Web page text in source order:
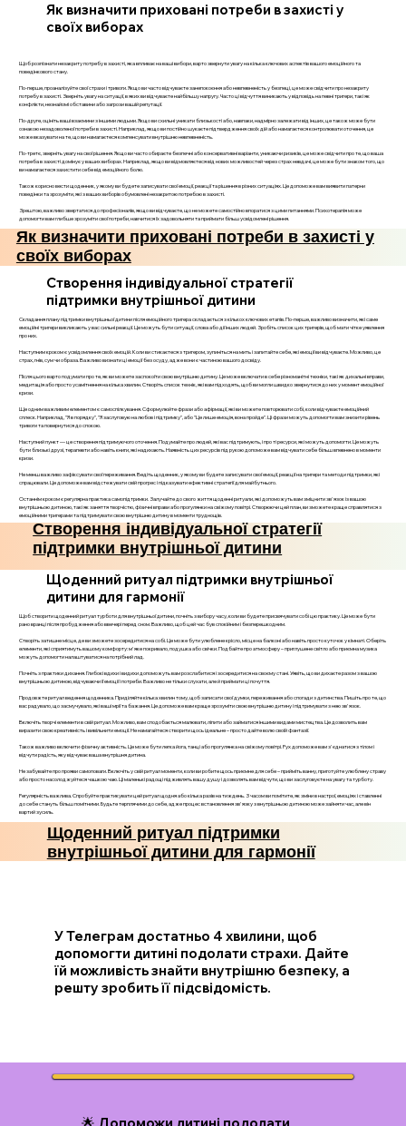
Як визначити приховані потреби в захисті у
своїх виборах
Щоб розпізнати незакриту потребу в захисті, яка впливає на ваші вибори, варто звернути увагу на кілька ключових аспектів вашого емоційного та
поведінкового стану.
По-перше, проаналізуйте свої страхи і тривоги. Якщо ви часто відчуваєте занепокоєння або невпевненість у безпеці, це може свідчити про незакриту
потребу в захисті. Зверніть увагу на ситуації, в яких ви відчуваєте найбільшу напругу. Часто ці відчуття виникають у відповідь на певні тригери, такі як
конфлікти, незнайомі обставини або загрози вашій репутації.
По-друге, оцініть ваші взаємини з іншими людьми. Якщо ви схильні уникати близькості або, навпаки, надмірно залежати від інших, це також може бути
ознакою незадоволеної потреби в захисті. Наприклад, якщо ви постійно шукаєте підтвердження своїх дій або намагаєтеся контролювати оточення, це
може вказувати на те, що ви намагаєтеся компенсувати внутрішню невпевненість.
По-третє, зверніть увагу на свої рішення. Якщо ви часто обираєте безпечні або консервативні варіанти, уникаючи ризиків, це може свідчити про те, що ваша
потреба в захисті домінує у ваших виборах. Наприклад, якщо ви відмовляєтеся від нових можливостей через страх невдачі, це може бути знаком того, що
ви намагаєтеся захистити себе від емоційного болю.
Також корисно вести щоденник, у якому ви будете записувати свої емоції, реакції та рішення в різних ситуаціях. Це допоможе вам виявити патерни
поведінки та зрозуміти, які з ваших виборів обумовлені незакритою потребою в захисті.
Зрештою, важливо звертатися до професіоналів, якщо ви відчуваєте, що не можете самостійно впоратися з цими питаннями. Психотерапія може
допомогти вам глибше зрозуміти свої потреби, навчитися їх задовольняти та приймати більш усвідомлені рішення.
Як визначити приховані потреби в захисті у
своїх виборах
Створення індивідуальної стратегії
підтримки внутрішньої дитини
Складання плану підтримки внутрішньої дитини після емоційного тригера складається з кількох ключових етапів. По-перше, важливо визначити, які саме
емоційні тригери викликають у вас сильні реакції. Це можуть бути ситуації, слова або дії інших людей. Зробіть список цих тригерів, щоб мати чітке уявлення
про них.
Наступним кроком є усвідомлення своїх емоцій. Коли ви стикаєтеся з тригером, зупиніться на мить і запитайте себе, які емоції ви відчуваєте. Можливо, це
страх, гнів, сум чи образа. Важливо визнати ці емоції без осуду, адже вони є частиною вашого досвіду.
Після цього варто подумати про те, як ви можете заспокоїти свою внутрішню дитину. Це може включати в себе різноманітні техніки, такі як дихальні вправи,
медитація або просто усамітнення на кілька хвилин. Створіть список технік, які вам підходять, щоб ви могли швидко звернутися до них у момент емоційної
кризи.
Ще одним важливим елементом є самоспілкування. Сформулюйте фрази або афірмації, які ви можете повторювати собі, коли відчуваєте емоційний
сплеск. Наприклад, "Я в порядку", "Я заслуговую на любов і підтримку", або "Це лише емоція, вона пройде". Ці фрази можуть допомогти вам знизити рівень
тривоги та повернутися до спокою.
Наступний пункт — це створення підтримуючого оточення. Подумайте про людей, які вас підтримують, і про ті ресурси, які можуть допомогти. Це можуть
бути близькі друзі, терапевти або навіть книги, які надихають. Наявність цих ресурсів під рукою допоможе вам відчувати себе більш впевнено в моменти
кризи.
Не менш важливо зафіксувати свої переживання. Ведіть щоденник, у якому ви будете записувати свої емоції, реакції на тригери та методи підтримки, які
спрацювали. Це допоможе вам відстежувати свій прогрес і підказувати ефективні стратегії для майбутнього.
Останнім кроком є регулярна практика самопідтримки. Залучайте до свого життя щоденні ритуали, які допоможуть вам зміцнити зв'язок із вашою
внутрішньою дитиною, такі як заняття творчістю, фізичні вправи або прогулянки на свіжому повітрі. Створюючи цей план, ви зможете краще справлятися з
емоційними тригерами та підтримувати свою внутрішню дитину в моменти труднощів.
Створення індивідуальної стратегії
підтримки внутрішньої дитини
Щоденний ритуал підтримки внутрішньої
дитини для гармонії
Щоб створити щоденний ритуал турботи для внутрішньої дитини, почніть з вибору часу, коли ви будете присвячувати собі цю практику. Це може бути
рано вранці після пробудження або ввечері перед сном. Важливо, щоб цей час був спокійним і безперешкодним.
Створіть затишне місце, де ви зможете зосередитися на собі. Це може бути улюблене крісло, місце на балконі або навіть просто куточок у кімнаті. Оберіть
елементи, які сприятимуть вашому комфорту: м'яке покривало, подушка або свічки. Подбайте про атмосферу – приглушене світло або приємна музика
можуть допомогти налаштуватися на потрібний лад.
Почніть з практики дихання. Глибокі вдихи і видихи допоможуть вам розслабитися і зосередитися на своєму стані. Уявіть, що ви дихаєте разом з вашою
внутрішньою дитиною, відчуваючи її емоції і потреби. Важливо не тільки слухати, але й приймати ці почуття.
Продовжте ритуал ведення щоденника. Приділяйте кілька хвилин тому, щоб записати свої думки, переживання або спогади з дитинства. Пишіть про те, що
вас радувало, що засмучувало, які ваші мрії та бажання. Це допоможе вам краще зрозуміти свою внутрішню дитину і підтримувати з нею зв'язок.
Включіть творчі елементи в свій ритуал. Можливо, вам сподобається малювати, ліпити або займатися іншими видами мистецтва. Це дозволить вам
виразити свою креативність і вивільнити емоції. Не намагайтеся створити щось ідеальне – просто дайте волю своїй фантазії.
Також важливо включити фізичну активність. Це може бути легка йога, танці або прогулянка на свіжому повітрі. Рух допоможе вам з'єднатися з тілом і
відчути радість, яку відчуває ваша внутрішня дитина.
Не забувайте про прояви самоповаги. Включіть у свій ритуал моменти, коли ви робите щось приємне для себе – прийміть ванну, приготуйте улюблену страву
або просто насолоджуйтеся чашкою чаю. Ці маленькі радощі підживлять вашу душу і дозволять вам відчути, що ви заслуговуєте на увагу та турботу.
Регулярність важлива. Спробуйте практикувати цей ритуал щодня або кілька разів на тиждень. З часом ви помітите, як зміни в настрої, емоціях і ставленні
до себе стануть більш помітними. Будьте терплячими до себе, адже процес встановлення зв'язку з внутрішньою дитиною може зайняти час, але він
вартий зусиль.
Щоденний ритуал підтримки
внутрішньої дитини для гармонії
У Телеграм достатньо 4 хвилини, щоб
допомогти дитині подолати страхи. Дайте
їй можливість знайти внутрішню безпеку, а
решту зробить її підсвідомість.